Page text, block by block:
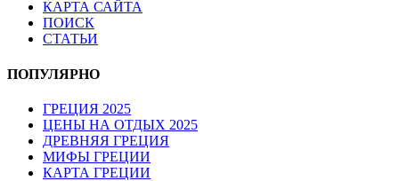
КАРТА САЙТА
ПОИСК
СТАТЬИ
ПОПУЛЯРНО
ГРЕЦИЯ 2025
ЦЕНЫ НА ОТДЫХ 2025
ДРЕВНЯЯ ГРЕЦИЯ
МИФЫ ГРЕЦИИ
КАРТА ГРЕЦИИ